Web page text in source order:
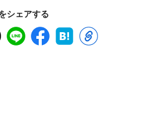
シェアする